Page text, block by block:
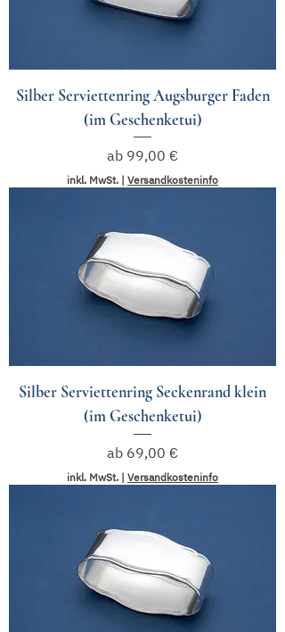
Silber Serviettenring Augsburger Faden
(im Geschenketui)
ab 99,00 €
Sale-Preis
inkl. MwSt. | Versandkosteninfo
Silber Serviettenring Seckenrand klein
(im Geschenketui)
ab 69,00 €
Sale-Preis
inkl. MwSt. | Versandkosteninfo